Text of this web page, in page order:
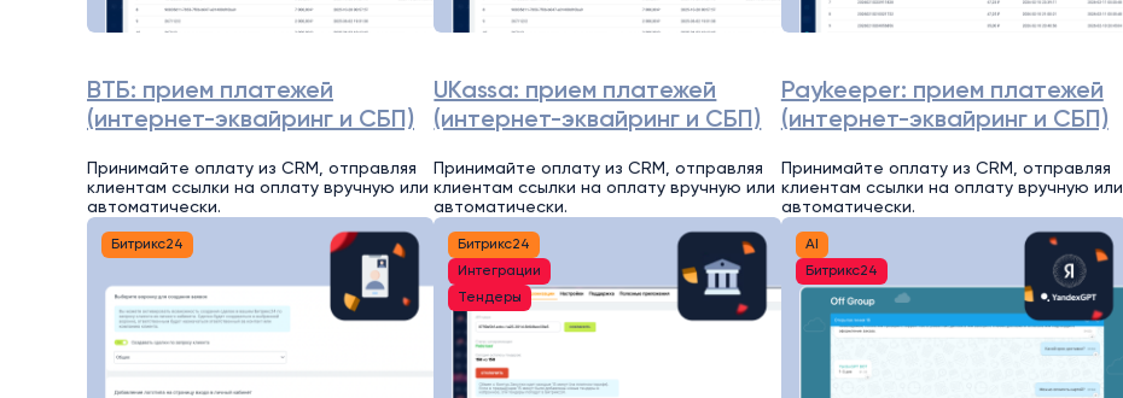
ВТБ: прием платежей
(интернет-эквайринг и СБП)
Принимайте оплату из CRM, отправляя
клиентам ссылки на оплату вручную или
автоматически.
UKassa: прием платежей
(интернет-эквайринг и СБП)
Принимайте оплату из CRM, отправляя
клиентам ссылки на оплату вручную или
автоматически.
Paykeeper: прием платежей
(интернет-эквайринг и СБП)
Принимайте оплату из CRM, отправляя
клиентам ссылки на оплату вручную или
автоматически.
Битрикс24
Битрикс24
Интеграции
Тендеры
AI
Битрикс24